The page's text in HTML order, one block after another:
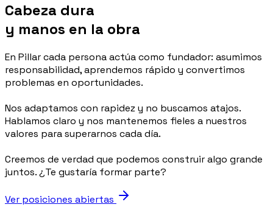
Cabeza dura
y manos en la obra
En Pillar cada persona actúa como fundador: asumimos
responsabilidad, aprendemos rápido y convertimos
problemas en oportunidades.
Nos adaptamos con rapidez y no buscamos atajos.
Hablamos claro y nos mantenemos fieles a nuestros
valores para superarnos cada día.
Creemos de verdad que podemos construir algo grande
juntos. ¿Te gustaría formar parte?
Ver posiciones abiertas